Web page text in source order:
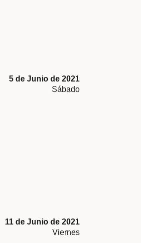
5 de Junio de 2021
Sábado
11 de Junio de 2021
Viernes